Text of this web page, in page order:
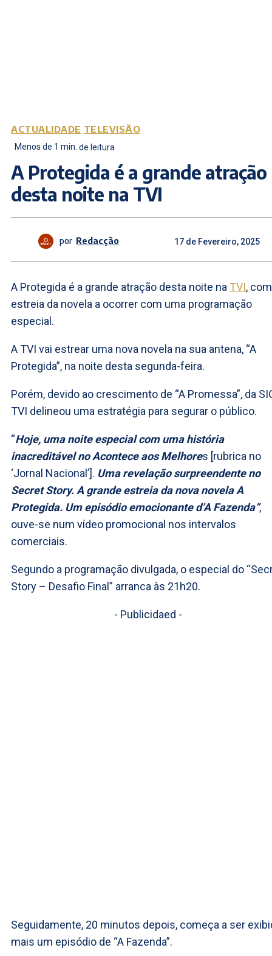
ACTUALIDADE TELEVISÃO
Menos de 1 min. de leitura
A Protegida é a grande atração
desta noite na TVI
por Redacção 17 de Fevereiro, 2025
A Protegida é a grande atração desta noite na TVI,
estreia da novela a ocorrer com uma programação
especial.
A TVI vai estrear uma nova novela na sua antena, “A
Protegida”, na noite desta segunda-feira.
Porém, devido ao crescimento de “A Promessa”, da
TVI delineou uma estratégia para segurar o público.
“Hoje, uma noite especial com uma história
inacreditável no Acontece aos Melhores [rubrica no
‘Jornal Nacional’]. Uma revelação surpreendente no
Secret Story. A grande estreia da nova novela A
Protegida. Um episódio emocionante d’A Fazenda”,
ouve-se num vídeo promocional nos intervalos
comerciais.
Segundo a programação divulgada, o especial do
Story – Desafio Final” arranca às 21h20.
- Publicidaed -
Seguidamente, 20 minutos depois, começa a ser
mais um episódio de “A Fazenda”.